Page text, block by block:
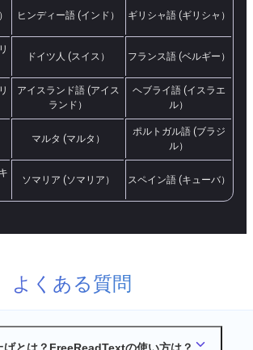
ヒンディー語 (インド） ギリシャ語 (ギリシャ）
ドイツ人 (スイス） フランス語 (ベルギー）
アイスランド語 (アイス
ランド）
ヘブライ語 (イスラエ
ル）
マルタ (マルタ）
ポルトガル語 (ブラジ
ル）
ソマリア (ソマリア） スペイン語 (キューバ）
よくある質問
げとは？FreeReadTextの使い方は？